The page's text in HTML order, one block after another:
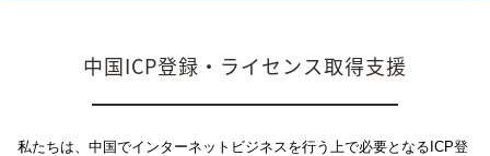
中国ICP登録・ライセンス取得支援
私たちは、中国でインターネットビジネスを行う上で必要となるICP登